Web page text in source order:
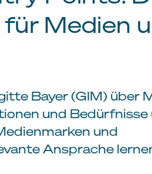
Medien
Bayer (GIM) über
und Bedürfnisse
und
Ansprache